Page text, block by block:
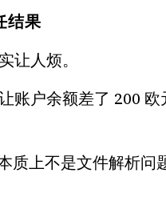
结果
让人烦。
账户余额差了 200
质上不是文件解析问